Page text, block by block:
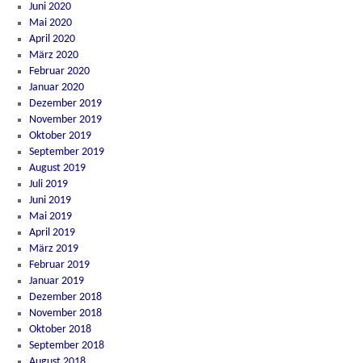
Juni 2020
Mai 2020
April 2020
März 2020
Februar 2020
Januar 2020
Dezember 2019
November 2019
Oktober 2019
September 2019
August 2019
Juli 2019
Juni 2019
Mai 2019
April 2019
März 2019
Februar 2019
Januar 2019
Dezember 2018
November 2018
Oktober 2018
September 2018